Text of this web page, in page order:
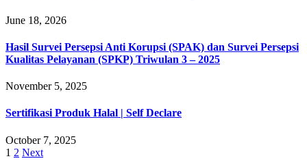
June 18, 2026
Hasil Survei Persepsi Anti Korupsi (SPAK) dan Survei Persepsi
Kualitas Pelayanan (SPKP) Triwulan 3 – 2025
November 5, 2025
Sertifikasi Produk Halal | Self Declare
October 7, 2025
1 2 Next